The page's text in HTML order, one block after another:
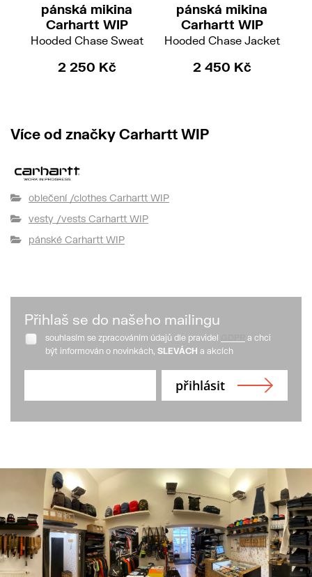
pánská mikina
Carhartt WIP
Hooded Chase Sweat
2 250 Kč
pánská mikina
Carhartt WIP
Hooded Chase Jacket
2 450 Kč
Více od značky Carhartt WIP
oblečení /clothes Carhartt WIP
vesty /vests Carhartt WIP
pánské Carhartt WIP
Přihlaš se do našeho mailingu
souhlasím se zpracováním údajů dle pravidel
a chci
být informován o novinkách, SLEVÁCH a akcích